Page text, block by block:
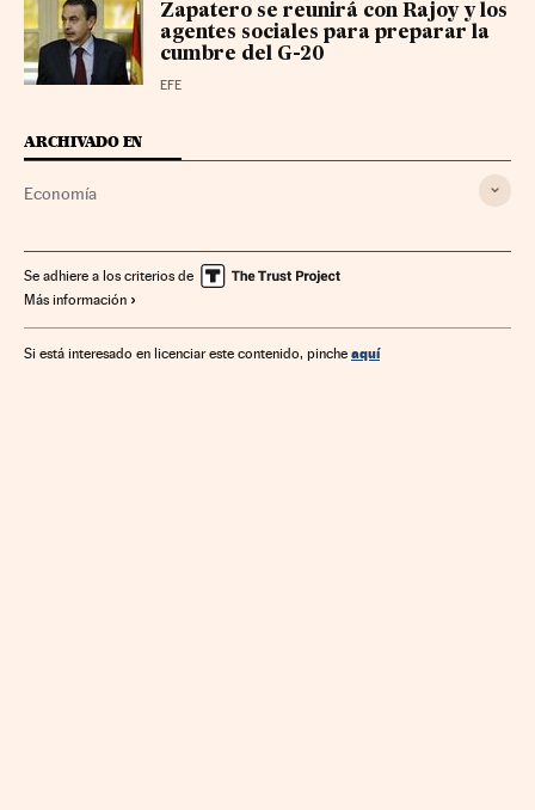
Zapatero se reunirá con Rajoy y los
agentes sociales para preparar la
cumbre del G-20
EFE
ARCHIVADO EN
Economía
Se adhiere a los criterios de
Más información
Si está interesado en licenciar este contenido, pinche aquí